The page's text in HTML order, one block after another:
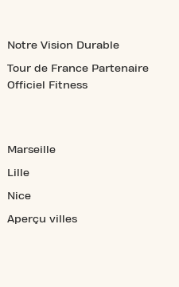
Notre Vision Durable
Tour de France Partenaire
Officiel Fitness
Marseille
Lille
Nice
Aperçu villes